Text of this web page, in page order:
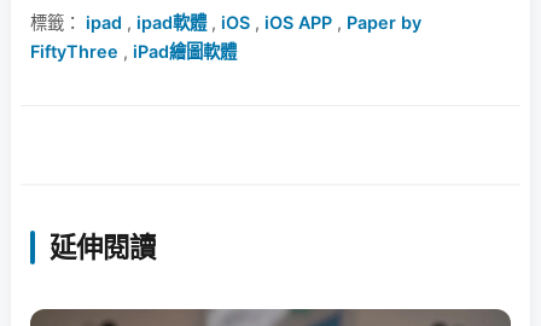
標籤： ipad , ipad軟體, iOS , iOS APP , Paper by
FiftyThree , iPad繪圖軟體
延伸閱讀